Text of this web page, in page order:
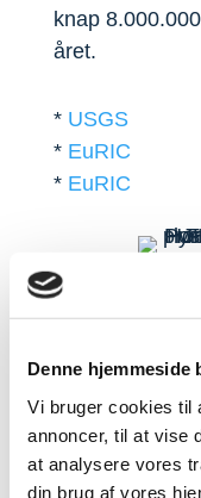
Denne hjemmeside
Vi bruger cookies til
annoncer, til at vise
at analysere vores
din brug af vores
knap
året.
* USGS
* EuRIC
* EuRIC